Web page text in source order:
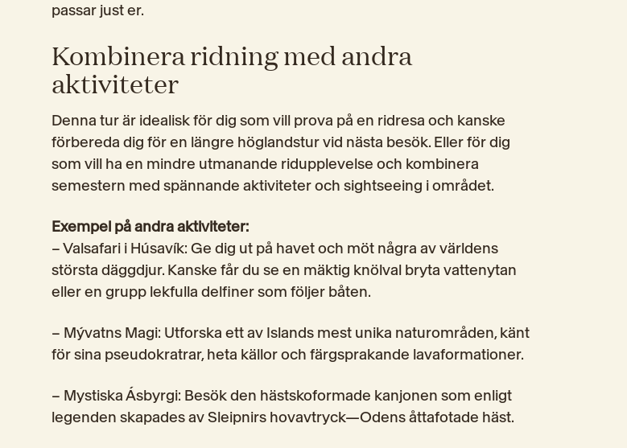
passar just er.
Kombinera ridning med andra
aktiviteter
Denna tur är idealisk för dig som vill prova på en ridresa och kanske
förbereda dig för en längre höglandstur vid nästa besök. Eller för dig
som vill ha en mindre utmanande ridupplevelse och kombinera
semestern med spännande aktiviteter och sightseeing i området.
Exempel på andra aktiviteter:
– Valsafari i Húsavík: Ge dig ut på havet och möt några av världens
största däggdjur. Kanske får du se en mäktig knölval bryta vattenytan
eller en grupp lekfulla delfiner som följer båten.
– Mývatns Magi: Utforska ett av Islands mest unika naturområden, känt
för sina pseudokratrar, heta källor och färgsprakande lavaformationer.
– Mystiska Ásbyrgi: Besök den hästskoformade kanjonen som enligt
legenden skapades av Sleipnirs hovavtryck—Odens åttafotade häst.